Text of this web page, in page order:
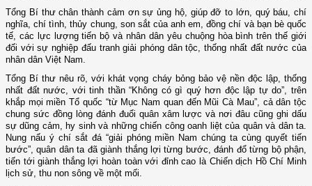
Tổng Bí thư chân thành cảm ơn sự ủng hộ, giúp đỡ to lớn, quý báu, chí
nghĩa, chí tình, thủy chung, son sắt của anh em, đồng chí và bạn bè quốc
tế, các lực lượng tiến bộ và nhân dân yêu chuộng hòa bình trên thế giới
đối với sự nghiệp đấu tranh giải phóng dân tộc, thống nhất đất nước của
nhân dân Việt Nam.
Tổng Bí thư nêu rõ, với khát vọng cháy bỏng bảo vệ nền độc lập, thống
nhất đất nước, với tinh thần “Không có gì quý hơn độc lập tự do”, trên
khắp mọi miền Tổ quốc “từ Mục Nam quan đến Mũi Cà Mau”, cả dân tộc
chung sức đồng lòng đánh đuổi quân xâm lược và nơi đâu cũng ghi dấu
sự dũng cảm, hy sinh và những chiến công oanh liệt của quân và dân ta.
Nung nấu ý chí sắt đá “giải phóng miền Nam chúng ta cùng quyết tiến
bước”, quân dân ta đã giành thắng lợi từng bước, đánh đổ từng bộ phận,
tiến tới giành thắng lợi hoàn toàn với đỉnh cao là Chiến dịch Hồ Chí Minh
lịch sử, thu non sông về một mối.